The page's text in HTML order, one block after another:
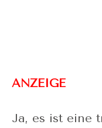
ANZEIGE
Ja, es ist eine